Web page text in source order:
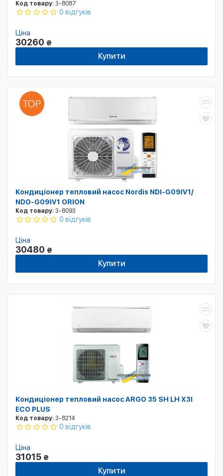
Код товару: 3-8087
0 відгуків
Ціна
30260 ₴
Купити
Кондиціонер тепловий насос Nordis NDI-G09IV1/
NDO-G09IV1 ORION
Код товару: 3-8093
0 відгуків
Ціна
30480 ₴
Купити
Кондиціонер тепловий насос ARGO 35 SH LH X3I
ECO PLUS
Код товару: 3-8214
0 відгуків
Ціна
31015 ₴
Купити